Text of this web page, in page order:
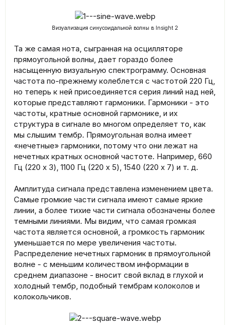
Визуализация синусоидальной волны в Insight 2
Та же самая нота, сыгранная на осцилляторе
прямоугольной волны, дает гораздо более
насыщенную визуальную спектрограмму. Основная
частота по-прежнему колеблется с частотой 220 Гц,
но теперь к ней присоединяется серия линий над ней,
которые представляют гармоники. Гармоники - это
частоты, кратные основной гармонике, и их
структура в сигнале во многом определяет то, как
мы слышим тембр. Прямоугольная волна имеет
«нечетные» гармоники, потому что они лежат на
нечетных кратных основной частоте. Например, 660
Гц (220 x 3), 1100 Гц (220 x 5), 1540 (220 x 7) и т. д.
Амплитуда сигнала представлена изменением цвета.
Самые громкие части сигнала имеют самые яркие
линии, а более тихие части сигнала обозначены более
темными линиями. Мы видим, что самая громкая
частота является основной, а громкость гармоник
уменьшается по мере увеличения частоты.
Распределение нечетных гармоник в прямоугольной
волне - с меньшим количеством информации в
среднем диапазоне - вносит свой вклад в глухой и
холодный тембр, подобный тембрам колоколов и
колокольчиков.